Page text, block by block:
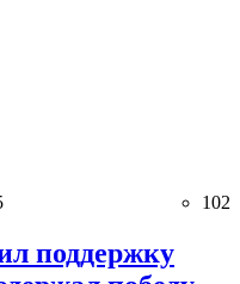
102
поддержку